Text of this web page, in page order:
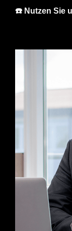
☎️ Nutzen Sie